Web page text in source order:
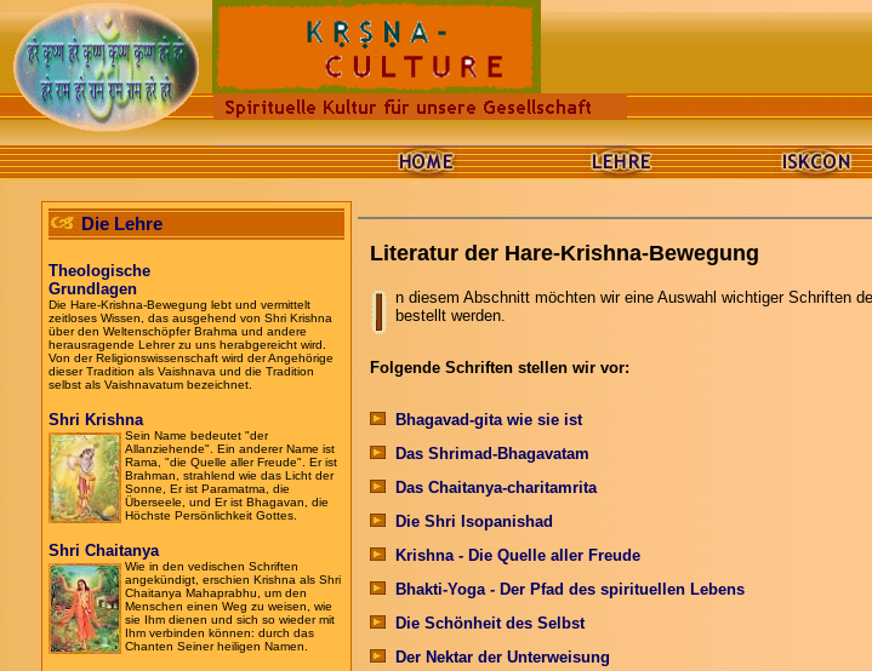
Die Lehre
Theologische
Grundlagen
Die Hare-Krishna-Bewegung lebt und vermittelt
zeitloses Wissen, das ausgehend von Shri Krishna
über den Weltenschöpfer Brahma und andere
herausragende Lehrer zu uns herabgereicht wird.
Von der Religionswissenschaft wird der Angehörige
dieser Tradition als Vaishnava und die Tradition
selbst als Vaishnavatum bezeichnet.
Shri Krishna
Sein Name bedeutet "der
Allanziehende". Ein anderer Name ist
Rama, "die Quelle aller Freude". Er ist
Brahman, strahlend wie das Licht der
Sonne, Er ist Paramatma, die
Überseele, und Er ist Bhagavan, die
Höchste Persönlichkeit Gottes.
Shri Chaitanya
Wie in den vedischen Schriften
angekündigt, erschien Krishna als Shri
Chaitanya Mahaprabhu, um den
Menschen einen Weg zu weisen, wie
sie Ihm dienen und sich so wieder mit
Ihm verbinden können: durch das
Chanten Seiner heiligen Namen.
Literatur der Hare-Krishna-Bewegung
n diesem Abschnitt möchten wir eine Auswahl wichtiger Schriften
bestellt werden.
Folgende Schriften stellen wir vor:
Bhagavad-gita wie sie ist
Das Shrimad-Bhagavatam
Das Chaitanya-charitamrita
Die Shri Isopanishad
Krishna - Die Quelle aller Freude
Bhakti-Yoga - Der Pfad des spirituellen Lebens
Die Schönheit des Selbst
Der Nektar der Unterweisung